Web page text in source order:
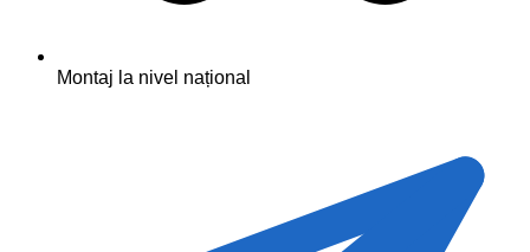
Montaj la nivel național